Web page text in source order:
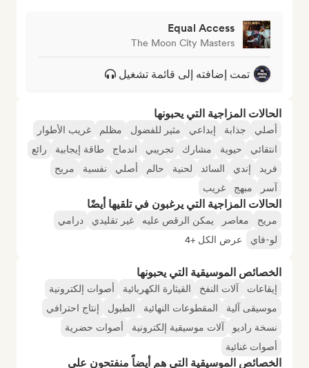
Equal Access
The Moon City Masters
تمت إضافته إلى قائمة تشغيل
الحالات المزاجية التي يحبونها
أصلي جذابة إبداعي مثير للفضول مظلم
غريب الأطوار
انتقائي
حيوية مشارك تجريبي اندماج طاقة إيجابية
رائع
فريد
إندي السائد لحنية حالم أصلي نفسية
مريح
آسر
مبهج غريب
الحالات المزاجية التي يرغبون في تلقيها أيضًا
مريح معاصر يمكن الرقص عليه غير تقليدي
درامي
لو-فاي
عرض الكل +4
الخصائص الموسيقية التي يحبونها
إيقاعات آلات النفخ القيثارة الكهربائية
أصوات إلكترونية
موسيقى آلية
المقطوعات النهائية الطبول
إنتاج احترافي
نسخة راديو
آلات موسيقية إلكترونية
أصوات حضرية
أصوات غنائية
الخصائص الموسيقية التي هم أيضاً منفتحون على